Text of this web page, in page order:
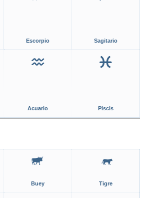
Escorpio Sagitario
Acuario Piscis
Buey Tigre